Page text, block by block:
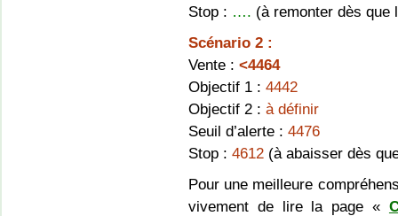
Stop : …. (à remonter dès que
Scénario 2 :
Vente : <4464
Objectif 1 : 4442
Objectif 2 : à définir
Seuil d’alerte : 4476
Stop : 4612 (à abaisser dès
Pour une meilleure
vivement de lire la page «